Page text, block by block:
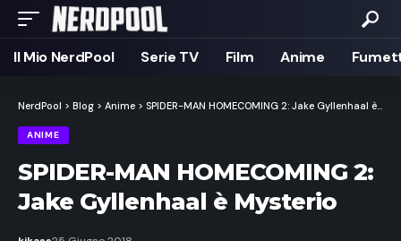
Il Mio NerdPool Serie TV Film Anime
NerdPool > Blog > Anime > SPIDER-MAN HOMECOMING 2: Jake Gyllenhaal è Mysterio
ANIME
SPIDER-MAN HOMECOMING 2:
Jake Gyllenhaal è Mysterio